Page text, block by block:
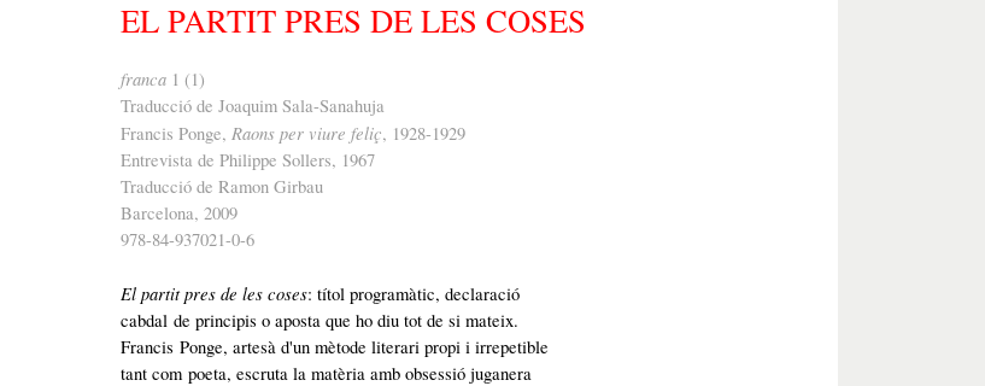
EL PARTIT PRES DE LES COSES
franca 1 (1)
Traducció de Joaquim Sala-Sanahuja
Francis Ponge, Raons per viure feliç, 1928-1929
Entrevista de Philippe Sollers, 1967
Traducció de Ramon Girbau
Barcelona, 2009
978-84-937021-0-6
El partit pres de les coses: títol programàtic, declaració
cabdal de principis o aposta que ho diu tot de si mateix.
Francis Ponge, artesà d'un mètode literari propi i irrepetible
tant com poeta, escruta la matèria amb obsessió juganera